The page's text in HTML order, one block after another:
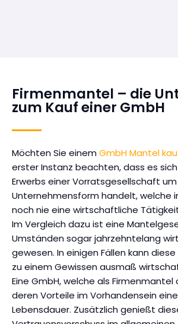
Firmenmantel – die
zum Kauf einer GmbH
Möchten Sie einem GmbH Mantel
erster Instanz beachten, dass es
Erwerbs einer Vorratsgesellschaft
Unternehmensform handelt, welche
noch nie eine wirtschaftliche
Im Vergleich dazu ist eine
Umständen sogar jahrzehntelang
gewesen. In einigen Fällen kann
zu einem Gewissen ausmaß
Eine GmbH, welche als
deren Vorteile im Vorhandensein
Lebensdauer. Zusätzlich genießt